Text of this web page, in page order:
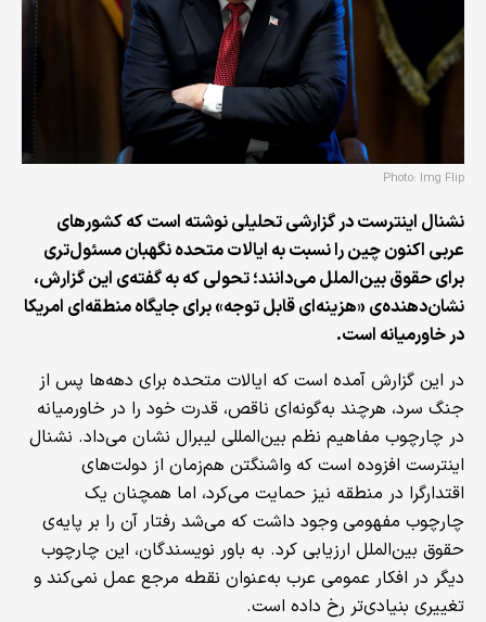
Photo: Img Flip
نشنال اینترست در گزارشی تحلیلی نوشته است که کشورهای
عربی اکنون چین را نسبت به ایالات متحده نگهبان مسئول‌تری
برای حقوق بین‌الملل می‌دانند؛ تحولی که به گفته‌ی این گزارش،
نشان‌دهنده‌ی «هزینه‌ای قابل توجه» برای جایگاه منطقه‌ای امریکا
در خاورمیانه است.
در این گزارش آمده است که ایالات متحده برای دهه‌ها پس از
جنگ سرد، هرچند به‌گونه‌ای ناقص، قدرت خود را در خاورمیانه
در چارچوب مفاهیم نظم بین‌المللی لیبرال نشان می‌داد. نشنال
اینترست افزوده است که واشنگتن هم‌زمان از دولت‌های
اقتدارگرا در منطقه نیز حمایت می‌کرد، اما همچنان یک
چارچوب مفهومی وجود داشت که می‌شد رفتار آن را بر پایه‌ی
حقوق بین‌الملل ارزیابی کرد. به باور نویسندگان، این چارچوب
دیگر در افکار عمومی عرب به‌عنوان نقطه مرجع عمل نمی‌کند و
تغییری بنیادی‌تر رخ داده است.